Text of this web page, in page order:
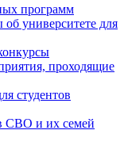
программ
университете для
проходящие
студентов
СВО и их семей